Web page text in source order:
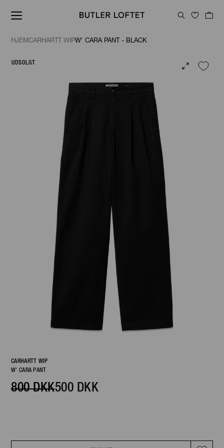
HJEMCARHARTT WIPW' CARA PANT - BLACK
UDSOLGT
CARHARTT WIP
W' CARA PANT
500 DKK
800 DKK